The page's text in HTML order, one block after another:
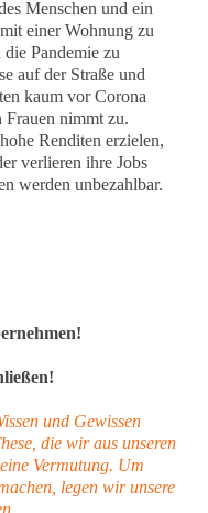
Menschen und ein
einer Wohnung zu
Pandemie zu
auf der Straße und
kaum vor Corona
Frauen nimmt zu.
Renditen erzielen,
verlieren ihre Jobs
werden unbezahlbar.
und Gewissen
die wir aus unseren
Vermutung. Um
legen wir unsere